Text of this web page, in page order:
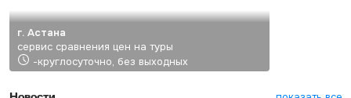
г. Астана
сервис сравнения цен на туры
-круглосуточно, без выходных